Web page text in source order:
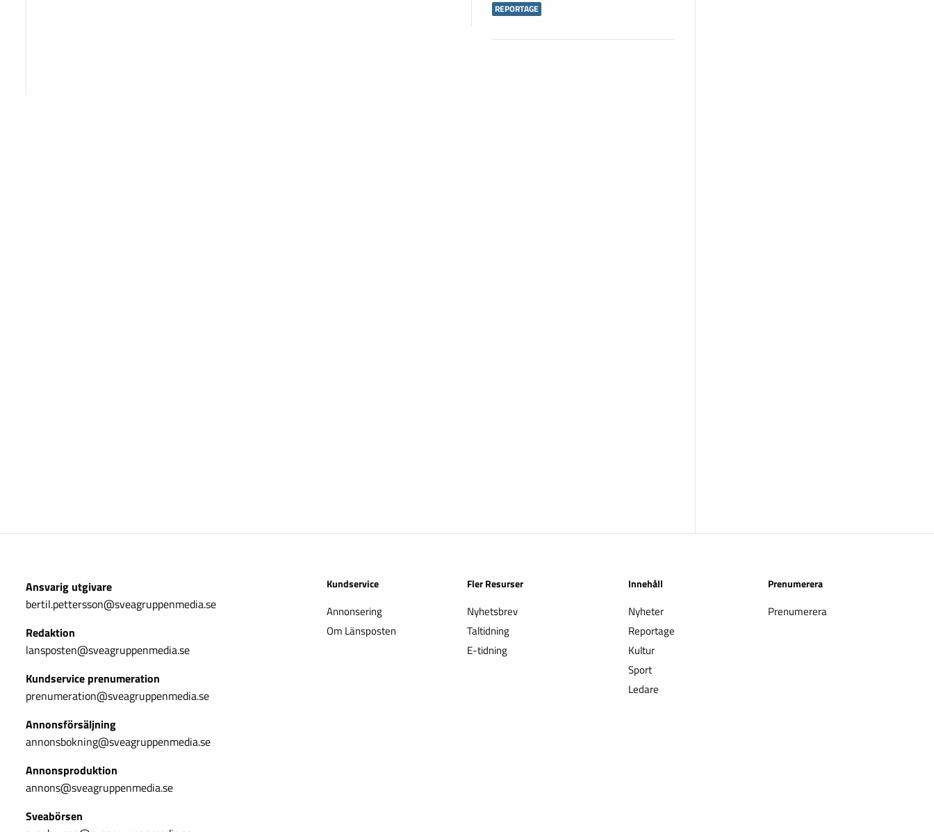
REPORTAGE
Ansvarig utgivare
bertil.pettersson@sveagruppenmedia.se
Redaktion
lansposten@sveagruppenmedia.se
Kundservice prenumeration
prenumeration@sveagruppenmedia.se
Annonsförsäljning
annonsbokning@sveagruppenmedia.se
Annonsproduktion
annons@sveagruppenmedia.se
Sveabörsen
Kundservice
Annonsering
Om Länsposten
Fler Resurser
Nyhetsbrev
Taltidning
E-tidning
Innehåll
Nyheter
Reportage
Kultur
Sport
Ledare
Prenumerera
Prenumerera